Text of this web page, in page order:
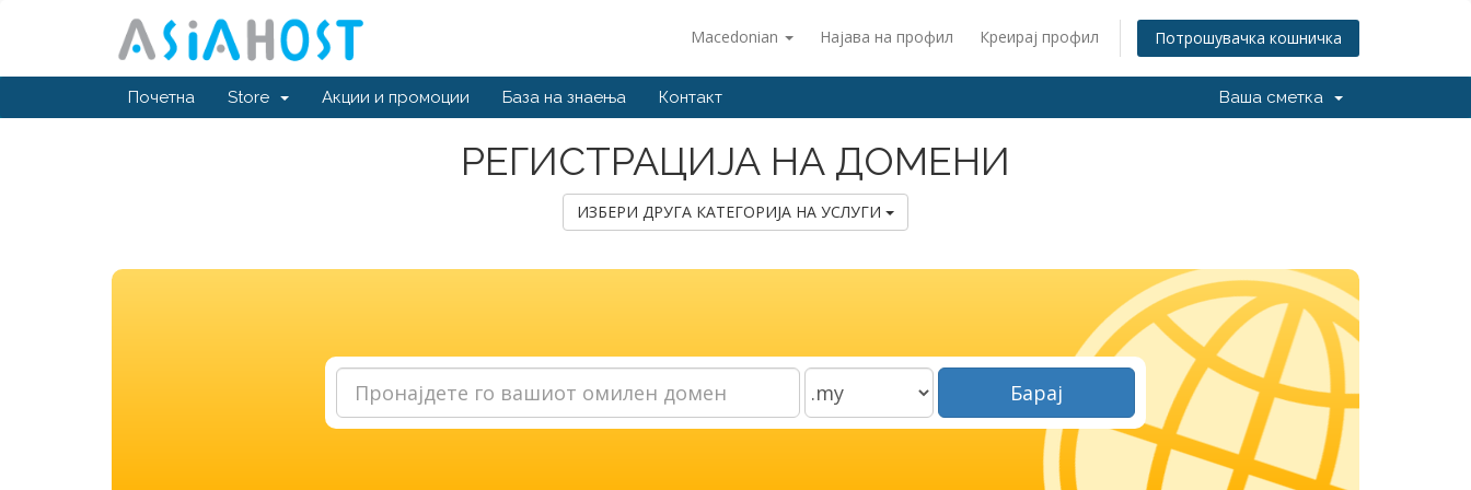
Macedonian Најава на профил Креирај профил Потрошувачка кошничка
Почетна Store Акции и промоции База на знаења Контакт Ваша сметка
РЕГИСТРАЦИЈА НА ДОМЕНИ
ИЗБЕРИ ДРУГА КАТЕГОРИЈА НА УСЛУГИ
Барај